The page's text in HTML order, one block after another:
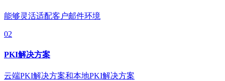
能够灵活适配客户邮件环境
02
PKI解决方案
云端PKI解决方案和本地PKI解决方案